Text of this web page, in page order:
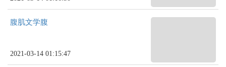
腹肌文学腹
2021-03-14 01:15:47